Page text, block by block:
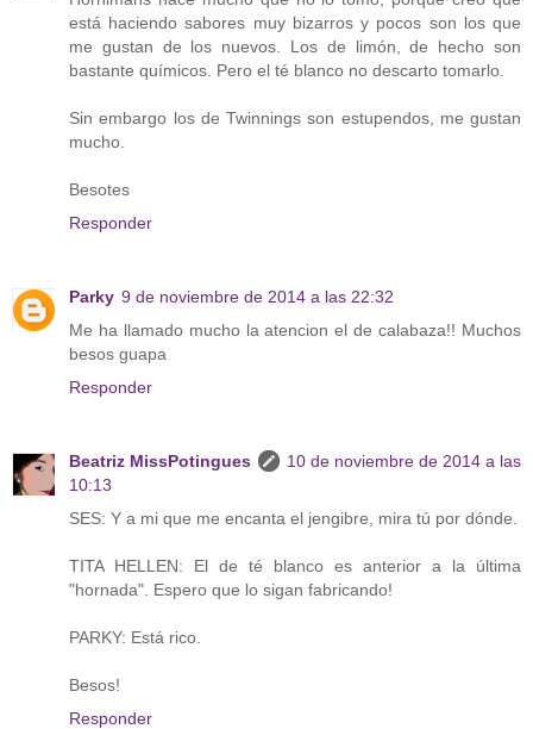
está haciendo sabores muy bizarros y pocos son los que
me gustan de los nuevos. Los de limón, de hecho son
bastante químicos. Pero el té blanco no descarto tomarlo.
Sin embargo los de Twinnings son estupendos, me gustan
mucho.
Besotes
Responder
Parky 9 de noviembre de 2014 a las 22:32
Me ha llamado mucho la atencion el de calabaza!! Muchos
besos guapa
Responder
Beatriz MissPotingues
10 de noviembre de 2014 a las
10:13
SES: Y a mi que me encanta el jengibre, mira tú por dónde.
TITA HELLEN: El de té blanco es anterior a la última
"hornada". Espero que lo sigan fabricando!
PARKY: Está rico.
Besos!
Responder